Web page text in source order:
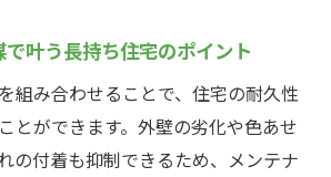
叶う長持ち住宅のポイント
組み合わせることで、住宅の耐久性
とができます。外壁の劣化や色あせ
の付着も抑制できるため、メンテナ